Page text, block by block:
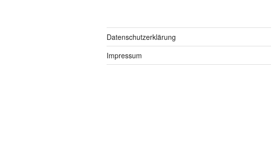
Datenschutzerklärung
Impressum